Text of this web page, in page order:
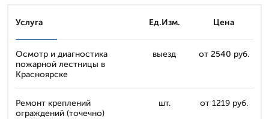
Услуга Ед.Изм. Цена
Осмотр и диагностика
пожарной лестницы в
Красноярске
выезд от 2540 руб.
Ремонт креплений
ограждений (точечно)
шт. от 1219 руб.